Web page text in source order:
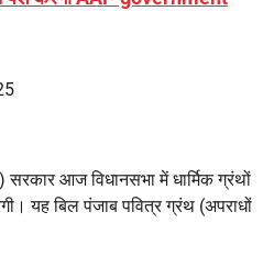
सरकार आज विधानसभा में धार्मिक ग्रंथों
यह बिल पंजाब पवित्र ग्रंथ (अपराधों